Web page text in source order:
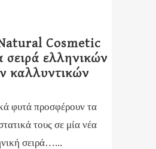
Cosmetic
σειρά ελληνικών
καλλυντικών
φυτά προσφέρουν τα
τους σε μία νέα
σειρά…...